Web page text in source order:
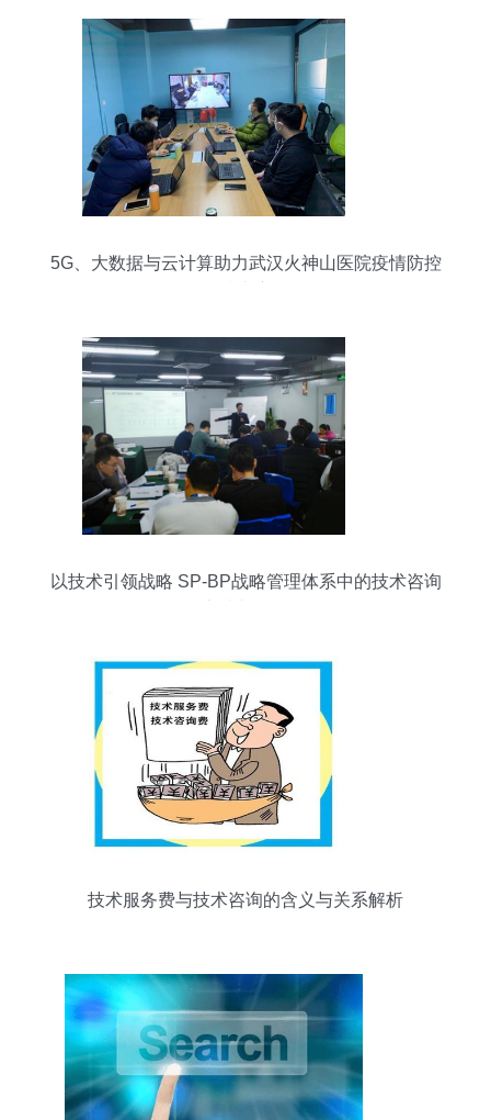
5G、大数据与云计算助力武汉火神山医院疫情防控
以技术引领战略 SP-BP战略管理体系中的技术咨询
技术服务费与技术咨询的含义与关系解析